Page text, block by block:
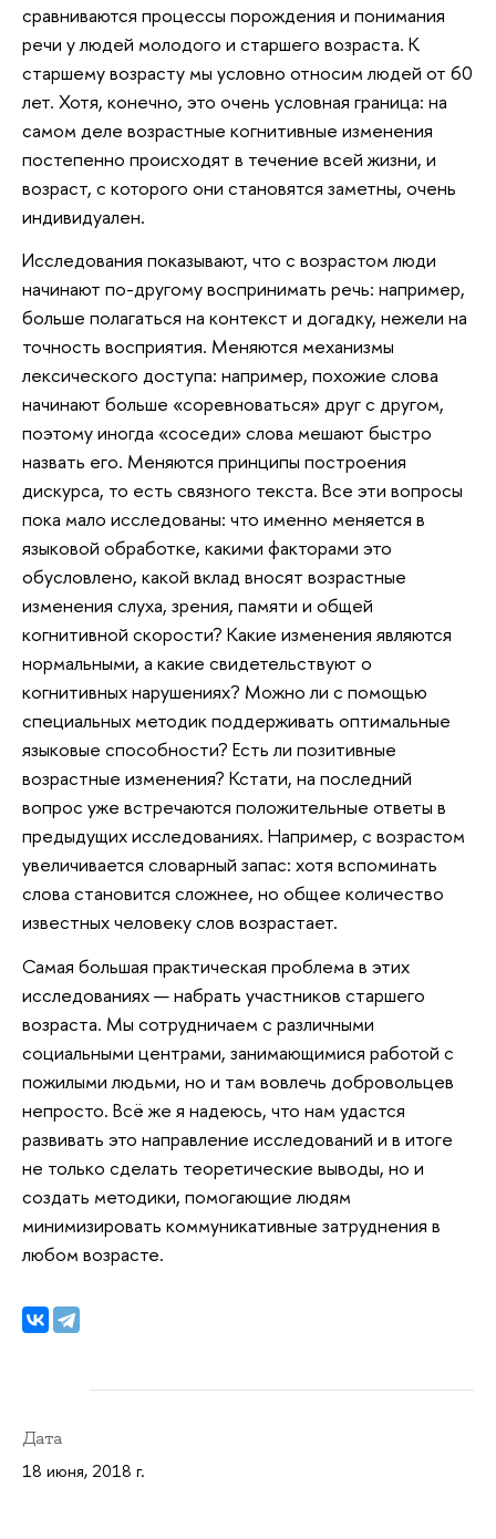
сравниваются процессы порождения и понимания
речи у людей молодого и старшего возраста. К
старшему возрасту мы условно относим людей от 60
лет. Хотя, конечно, это очень условная граница: на
самом деле возрастные когнитивные изменения
постепенно происходят в течение всей жизни, и
возраст, с которого они становятся заметны, очень
индивидуален.
Исследования показывают, что с возрастом люди
начинают по-другому воспринимать речь: например,
больше полагаться на контекст и догадку, нежели на
точность восприятия. Меняются механизмы
лексического доступа: например, похожие слова
начинают больше «соревноваться» друг с другом,
поэтому иногда «соседи» слова мешают быстро
назвать его. Меняются принципы построения
дискурса, то есть связного текста. Все эти вопросы
пока мало исследованы: что именно меняется в
языковой обработке, какими факторами это
обусловлено, какой вклад вносят возрастные
изменения слуха, зрения, памяти и общей
когнитивной скорости? Какие изменения являются
нормальными, а какие свидетельствуют о
когнитивных нарушениях? Можно ли с помощью
специальных методик поддерживать оптимальные
языковые способности? Есть ли позитивные
возрастные изменения? Кстати, на последний
вопрос уже встречаются положительные ответы в
предыдущих исследованиях. Например, с возрастом
увеличивается словарный запас: хотя вспоминать
слова становится сложнее, но общее количество
известных человеку слов возрастает.
Самая большая практическая проблема в этих
исследованиях — набрать участников старшего
возраста. Мы сотрудничаем с различными
социальными центрами, занимающимися работой с
пожилыми людьми, но и там вовлечь добровольцев
непросто. Всё же я надеюсь, что нам удастся
развивать это направление исследований и в итоге
не только сделать теоретические выводы, но и
создать методики, помогающие людям
минимизировать коммуникативные затруднения в
любом возрасте.
Дата
18 июня, 2018 г.